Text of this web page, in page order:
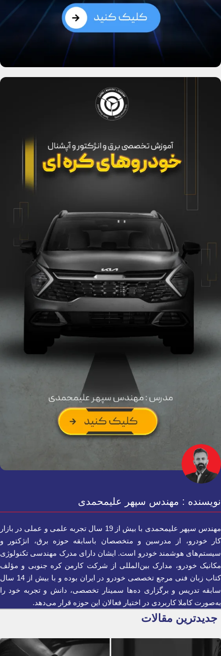
نویسنده : مهندس سپهر علیمحمدی
مهندس سپهر علیمحمدی با بیش از 19 سال تجربه علمی و عملی در بازار
کار خودرو، از مدرسین و متخصصان باسابقه حوزه برق، انژکتور و
سیستم‌های هوشمند خودرو است. ایشان دارای مدرک مهندسی تکنولوژی
مکانیک خودرو، مدارک بین‌المللی از شرکت کارمن کره جنوبی و مؤلف
کتاب زبان فنی مرجع تخصصی خودرو در ایران بوده و با بیش از 14 سال
سابقه تدریس و برگزاری ده‌ها سمینار تخصصی، دانش و تجربه خود را
به‌صورت کاملا کاربردی در اختیار فعالان این حوزه قرار می‌دهد.
جدیدترین مقالات